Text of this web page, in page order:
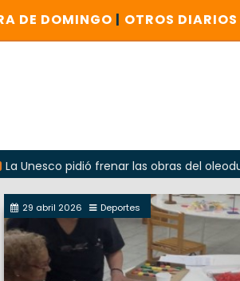
DE DOMINGO | OTROS DIARIOS
pidió frenar las obras del oleoducto en
29 abril 2026 Deportes